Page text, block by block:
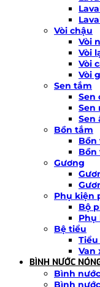
Vòi chậu
Vòi
Vòi
Vòi
Vòi
Sen tắm
Sen
Sen
Sen
Bồn tắm
Bồn
Bồn
Gương
Phụ kiện
Bộ
Phụ
Bệ tiểu
Van
BÌNH NƯỚC
Bình
Bình